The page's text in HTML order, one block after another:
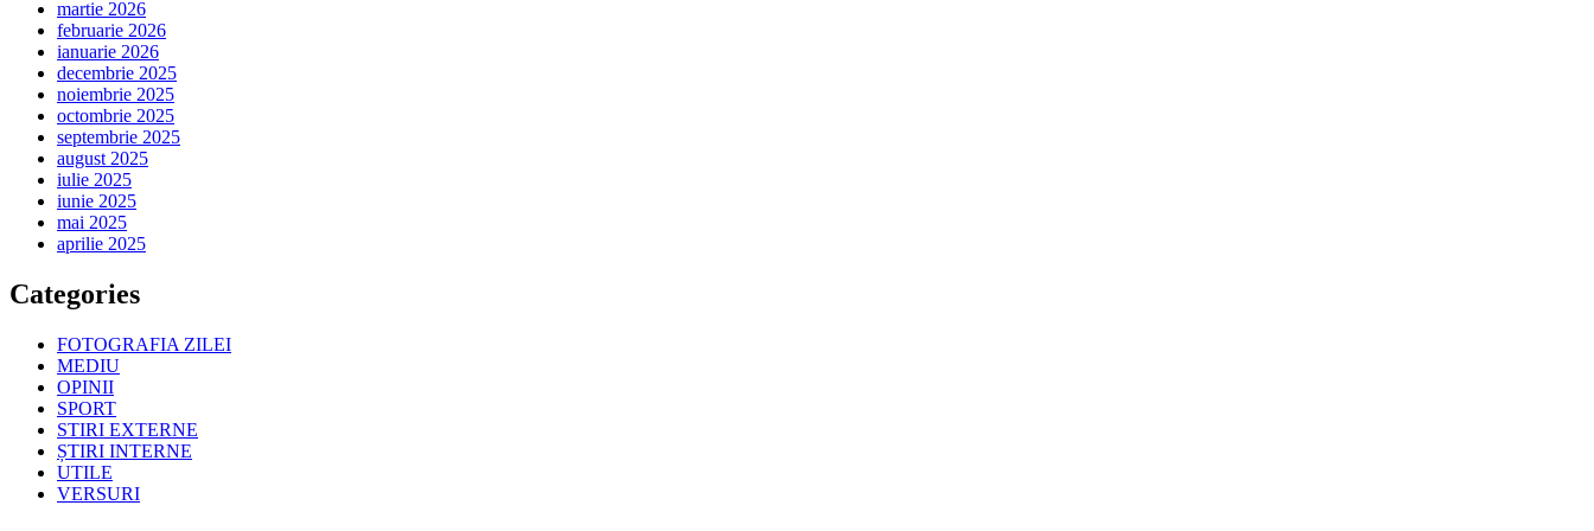
martie 2026
februarie 2026
ianuarie 2026
decembrie 2025
noiembrie 2025
octombrie 2025
septembrie 2025
august 2025
iulie 2025
iunie 2025
mai 2025
aprilie 2025
Categories
FOTOGRAFIA ZILEI
MEDIU
OPINII
SPORT
STIRI EXTERNE
ȘTIRI INTERNE
UTILE
VERSURI